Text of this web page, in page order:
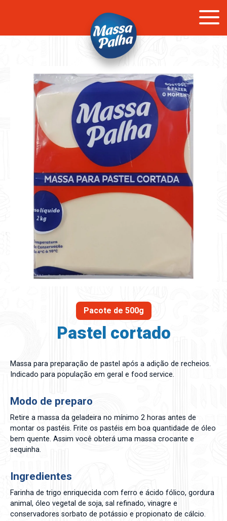
Pacote de 500g
Pastel cortado
Massa para preparação de pastel após a adição de recheios.
Indicado para população em geral e food service.
Modo de preparo
Retire a massa da geladeira no mínimo 2 horas antes de
montar os pastéis. Frite os pastéis em boa quantidade de óleo
bem quente. Assim você obterá uma massa crocante e
sequinha.
Ingredientes
Farinha de trigo enriquecida com ferro e ácido fólico, gordura
animal, óleo vegetal de soja, sal refinado, vinagre e
conservadores sorbato de potássio e propionato de cálcio.